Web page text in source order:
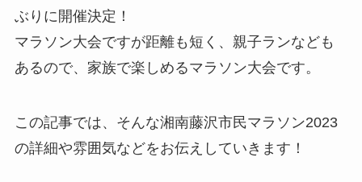
ぶりに開催決定！
マラソン大会ですが距離も短く、親子ランなども
あるので、家族で楽しめるマラソン大会です。
この記事では、そんな湘南藤沢市民マラソン2023
の詳細や雰囲気などをお伝えしていきます！